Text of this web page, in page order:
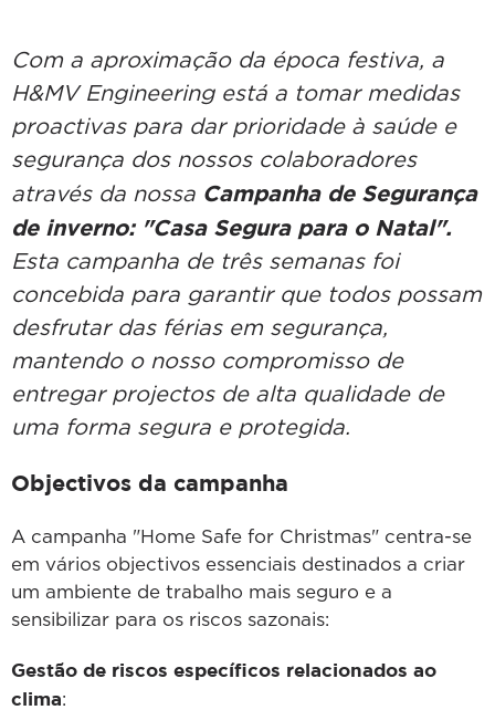
Com a aproximação da época festiva, a
H&MV Engineering está a tomar medidas
proactivas para dar prioridade à saúde e
segurança dos nossos colaboradores
através da nossa Campanha de Segurança
de inverno: "Casa Segura para o Natal".
Esta campanha de três semanas foi
concebida para garantir que todos possam
desfrutar das férias em segurança,
mantendo o nosso compromisso de
entregar projectos de alta qualidade de
uma forma segura e protegida.
Objectivos da campanha
A campanha "Home Safe for Christmas" centra-se
em vários objectivos essenciais destinados a criar
um ambiente de trabalho mais seguro e a
sensibilizar para os riscos sazonais:
Gestão de riscos específicos relacionados ao
clima: